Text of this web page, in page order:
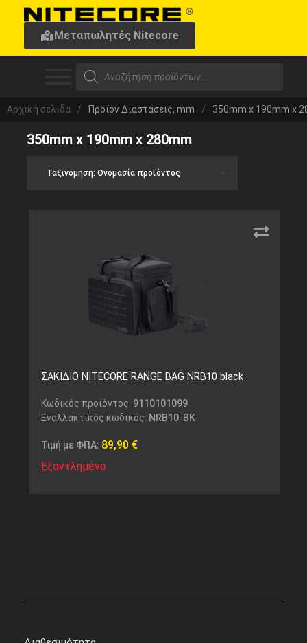
Μεταπωλητές Nitecore
Αρχική σελίδα / Προϊόν Διαστάσεις, mm / 350mm x 190mm x
350mm x 190mm x 280mm
ΣΑΚΙΔΙΟ NITECORE RANGE BAG NRB10 black
Κωδικός προϊόντος: 9110101099
Εναλλακτικός κωδικός: NRB10-BK
Τιμή με ΦΠΑ: 89,90 €
Εξαντλημένο